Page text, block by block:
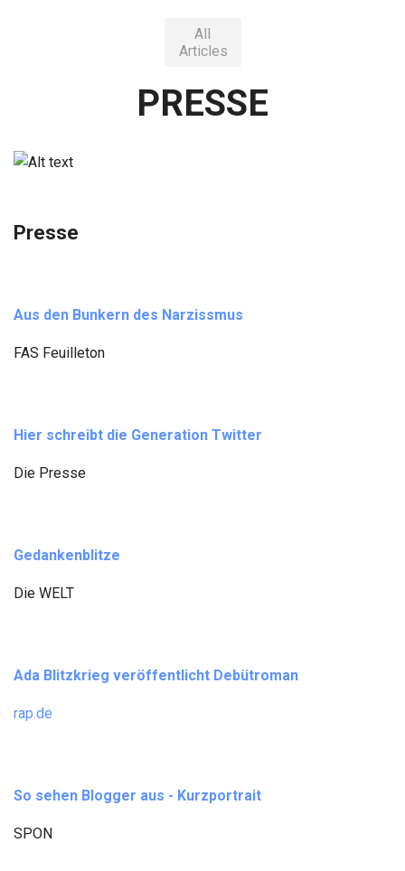
All
Articles
PRESSE
Presse
Aus den Bunkern des Narzissmus
FAS Feuilleton
Hier schreibt die Generation Twitter
Die Presse
Gedankenblitze
Die WELT
Ada Blitzkrieg veröffentlicht Debütroman
rap.de
So sehen Blogger aus - Kurzportrait
SPON